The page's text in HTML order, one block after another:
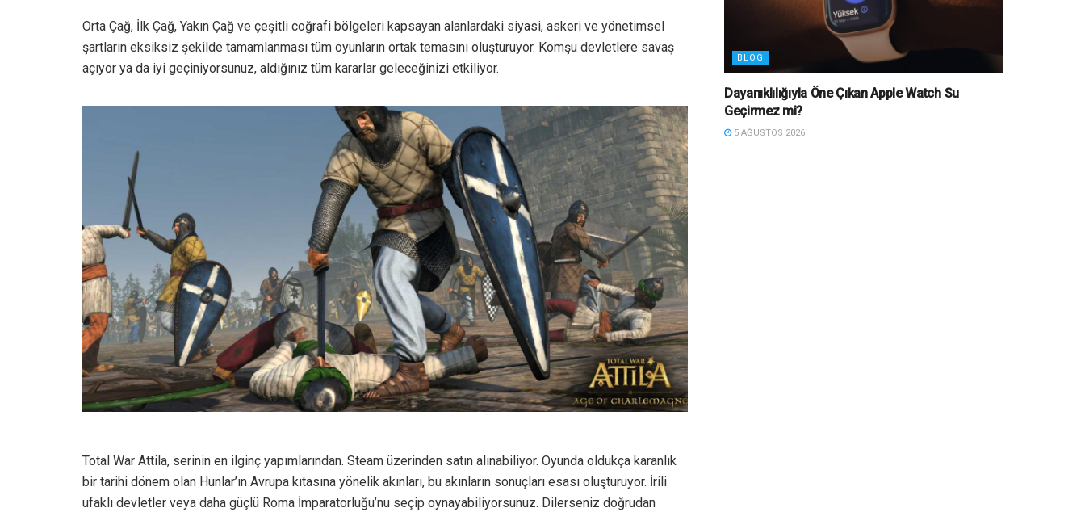
Orta Çağ, İlk Çağ, Yakın Çağ ve çeşitli coğrafi bölgeleri kapsayan alanlardaki siyasi, askeri ve yönetimsel
şartların eksiksiz şekilde tamamlanması tüm oyunların ortak temasını oluşturuyor. Komşu devletlere savaş
açıyor ya da iyi geçiniyorsunuz, aldığınız tüm kararlar geleceğinizi etkiliyor.
Total War Attila, serinin en ilginç yapımlarından. Steam üzerinden satın alınabiliyor. Oyunda oldukça karanlık
bir tarihi dönem olan Hunlar’ın Avrupa kıtasına yönelik akınları, bu akınların sonuçları esası oluşturuyor. İrili
ufaklı devletler veya daha güçlü Roma İmparatorluğu’nu seçip oynayabiliyorsunuz. Dilerseniz doğrudan
BLOG
Dayanıklılığıyla Öne Çıkan Apple Watch Su
Geçirmez mi?
5 AĞUSTOS 2026